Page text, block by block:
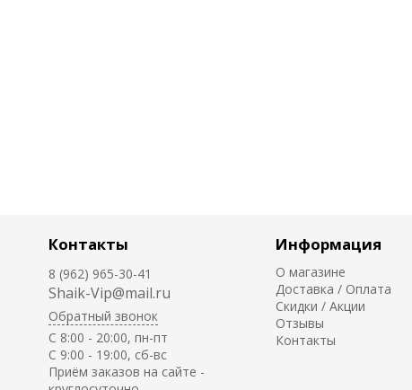
Контакты
8 (962) 965-30-41
Shaik-Vip@mail.ru
Обратный звонок
C 8:00 - 20:00, пн-пт
С 9:00 - 19:00, сб-вс
Приём заказов на сайте -
Информация
О магазине
Доставка / Оплата
Скидки / Акции
Отзывы
Контакты